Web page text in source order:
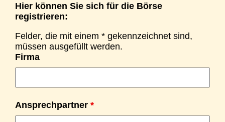
Hier können Sie sich für die Börse
registrieren:
Felder, die mit einem * gekennzeichnet sind,
müssen ausgefüllt werden.
Firma
Ansprechpartner *